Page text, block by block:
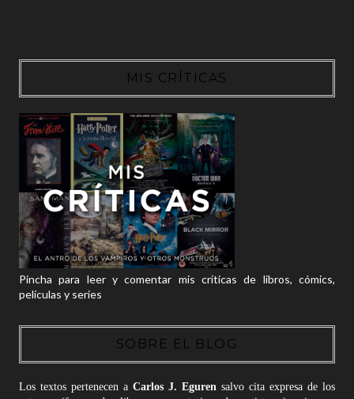
MIS CRÍTICAS
Pincha para leer y comentar mis críticas de libros, cómics,
películas y series
SOBRE EL BLOG
Los textos pertenecen a Carlos J. Egurensalvo cita expresa de los